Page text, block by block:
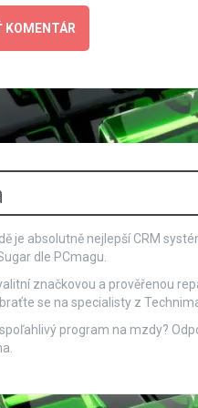
je absolutně nejlepší CRM
dle PCmagu.
značkovou a prověřenou
se na specialisty z
program na mzdy?